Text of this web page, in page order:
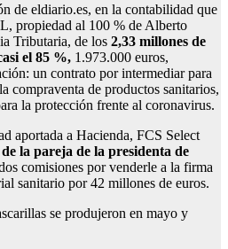
de eldiario.es, en la contabilidad que
propiedad al 100 % de Alberto
Tributaria, de los 2,33 millones de
el 85 %, 1.973.000 euros,
un contrato por intermediar para
compraventa de productos sanitarios,
la protección frente al coronavirus.
aportada a Hacienda, FCS Select
la pareja de la presidenta de
comisiones por venderle a la firma
sanitario por 42 millones de euros.
se produjeron en mayo y